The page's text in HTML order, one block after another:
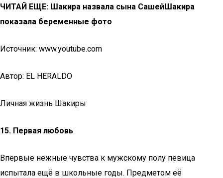
ЧИТАЙ ЕЩЕ: Шакира назвала сына СашейШакира
показала беременные фото
Источник: www.youtube.com
Автор: EL HERALDO
Личная жизнь Шакиры
15. Первая любовь
Впервые нежные чувства к мужскому полу певица
испытала ещё в школьные годы. Предметом её